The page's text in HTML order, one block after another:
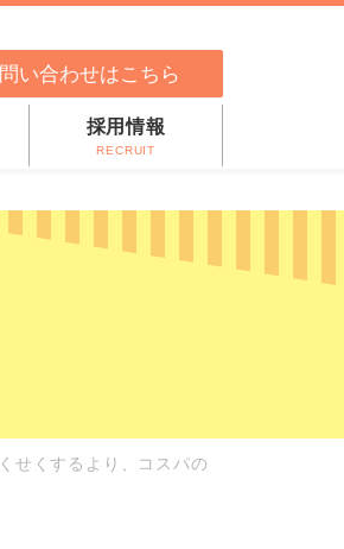
い合わせはこちら
採用情報
RECRUIT
せくするより、コスパの